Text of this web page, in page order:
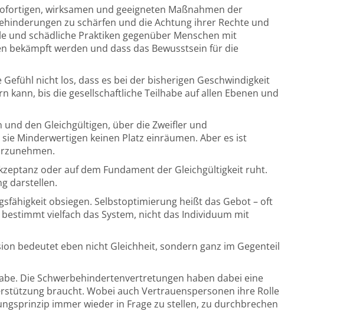
wirksamen und geeigneten Maßnahmen der
zu schärfen und die Achtung ihrer Rechte und
und schädliche Praktiken gegenüber Menschen mit
bekämpft werden und dass das Bewusstsein für die
Gefühl nicht los, dass es bei der bisherigen Geschwindigkeit
kann, bis die gesellschaftliche Teilhabe auf allen Ebenen und
den Gleichgültigen, über die Zweifler und
Minderwertigen keinen Platz einräumen. Aber es ist
oder auf dem Fundament der Gleichgültigkeit ruht.
darstellen.
obsiegen. Selbstoptimierung heißt das Gebot – oft
vielfach das System, nicht das Individuum mit
bedeutet eben nicht Gleichheit, sondern ganz im Gegenteil
Die Schwerbehindertenvertretungen haben dabei eine
braucht. Wobei auch Vertrauenspersonen ihre Rolle
immer wieder in Frage zu stellen, zu durchbrechen